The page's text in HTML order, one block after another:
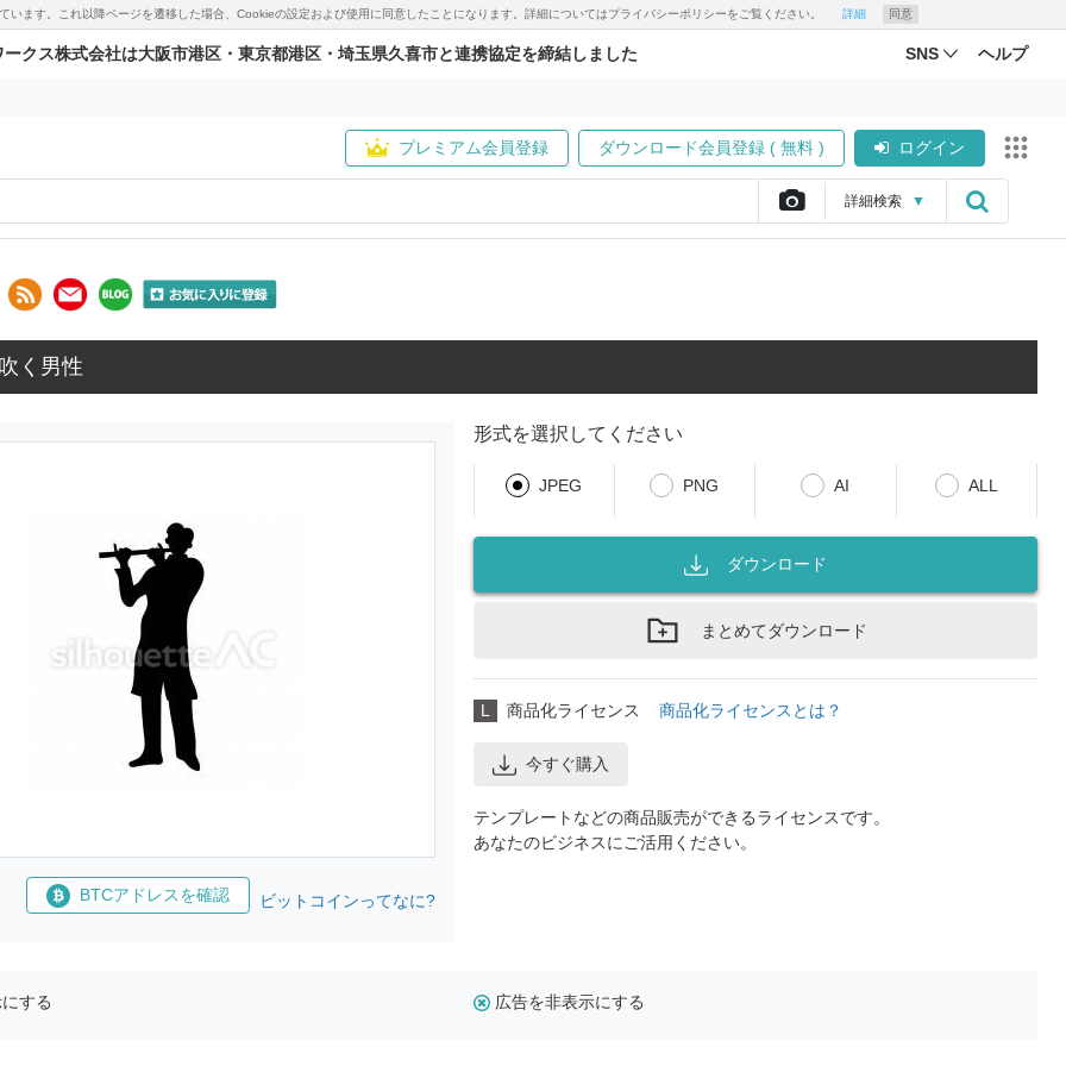
ます。これ以降ページを遷移した場合、Cookieの設定および使用に同意したことになります。詳細についてはプライバシーポリシーをご覧ください。 詳細 同意
ークス株式会社は大阪市港区・東京都港区・埼玉県久喜市と連携協定を締結しました SNS ヘルプ
プレミアム会員登録 ダウンロード会員登録 ( 無料 ) ログイン
詳細検索 ▼
く男性
BTCアドレスを確認 ビットコインってなに?
形式を選択してください
JPEG PNG AI ALL
ダウンロード
まとめてダウンロード
L 商品化ライセンス 商品化ライセンスとは？
今すぐ購入
テンプレートなどの商品販売ができるライセンスです。
あなたのビジネスにご活用ください。
する 広告を非表示にする